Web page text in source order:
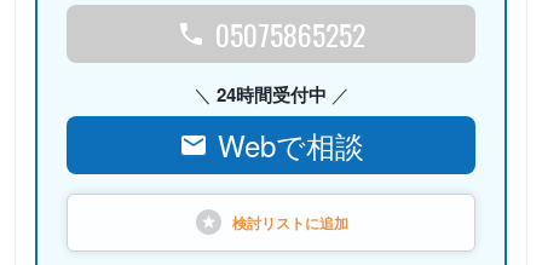
05075865252
24時間受付中
Webで相談
検討リストに追加